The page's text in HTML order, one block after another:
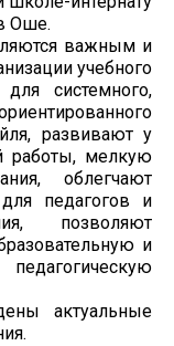
Оше.
важным и
учебного
системного,
развивают у
работы, мелкую
облегчают
педагогов и
позволяют
и
актуальные